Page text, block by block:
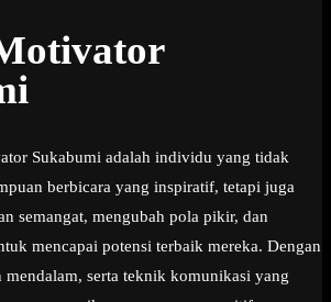
Sukabumi adalah individu yang tidak
berbicara yang inspiratif, tetapi juga
semangat, mengubah pola pikir, dan
mencapai potensi terbaik mereka. Dengan
mendalam, serta teknik komunikasi yang